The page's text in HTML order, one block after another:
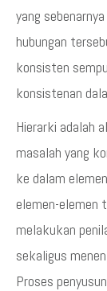
yang
hubungan
konsisten
konsistenan
Hierarki adalah
masalah yang
ke dalam
elemen-elemen
melakukan
sekaligus
Proses